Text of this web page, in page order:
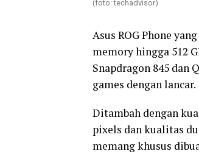
(foto: techadvisor)
Asus ROG Phone
memory hingga 512
Snapdragon 845 dan
games dengan lancar.
Ditambah dengan
pixels dan kualitas
memang khusus